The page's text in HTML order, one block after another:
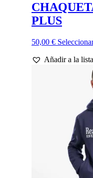
PLUS
50,00 €
Añadir a la